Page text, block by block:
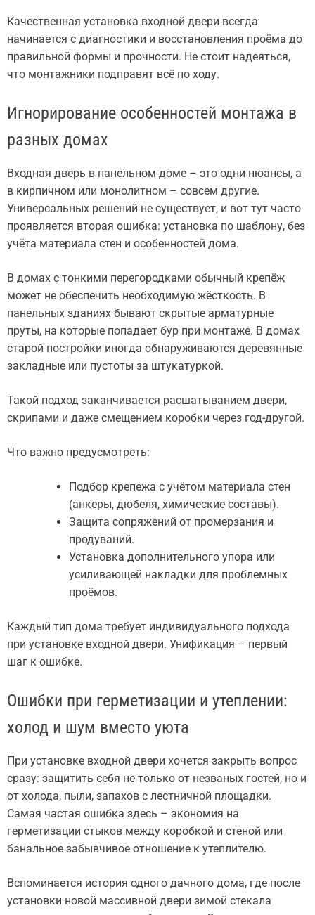
Качественная установка входной двери всегда
начинается с диагностики и восстановления проёма до
правильной формы и прочности. Не стоит надеяться,
что монтажники подправят всё по ходу.
Игнорирование особенностей монтажа в
разных домах
Входная дверь в панельном доме – это одни нюансы, а
в кирпичном или монолитном – совсем другие.
Универсальных решений не существует, и вот тут часто
проявляется вторая ошибка: установка по шаблону, без
учёта материала стен и особенностей дома.
В домах с тонкими перегородками обычный крепёж
может не обеспечить необходимую жёсткость. В
панельных зданиях бывают скрытые арматурные
пруты, на которые попадает бур при монтаже. В домах
старой постройки иногда обнаруживаются деревянные
закладные или пустоты за штукатуркой.
Такой подход заканчивается расшатыванием двери,
скрипами и даже смещением коробки через год-другой.
Что важно предусмотреть:
Подбор крепежа с учётом материала стен
(анкеры, дюбеля, химические составы).
Защита сопряжений от промерзания и
продуваний.
Установка дополнительного упора или
усиливающей накладки для проблемных
проёмов.
Каждый тип дома требует индивидуального подхода
при установке входной двери. Унификация – первый
шаг к ошибке.
Ошибки при герметизации и утеплении:
холод и шум вместо уюта
При установке входной двери хочется закрыть вопрос
сразу: защитить себя не только от незваных гостей, но и
от холода, пыли, запахов с лестничной площадки.
Самая частая ошибка здесь – экономия на
герметизации стыков между коробкой и стеной или
банальное забывчивое отношение к утеплителю.
Вспоминается история одного дачного дома, где после
установки новой массивной двери зимой стекала